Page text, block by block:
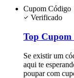
Cupom Código
Verificado
Top Cupom
Se existir um
aqui te
poupar com